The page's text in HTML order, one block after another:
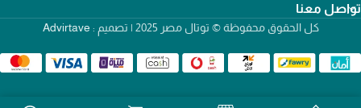
تواصل معنا
كل الحقوق محفوظة © توتال مصر 2025 | تصميم : Advirtave